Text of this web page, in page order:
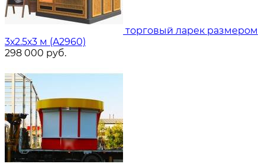
торговый ларек размером
3х2.5х3 м (A2960)
298 000 руб.